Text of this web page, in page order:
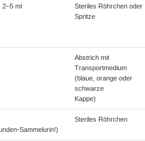
2–5 ml
Steriles Röhrchen oder
Spritze
Abstrich mit
Transportmedium
(blaue, orange oder
schwarze
Kappe)
Sammelurin!)
Steriles Röhrchen